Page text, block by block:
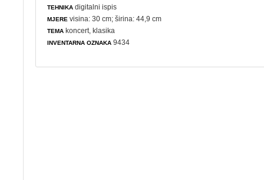
TEHNIKA digitalni ispis
MJERE visina: 30 cm; širina: 44,9 cm
TEMA koncert ,klasika
INVENTARNA OZNAKA 9434